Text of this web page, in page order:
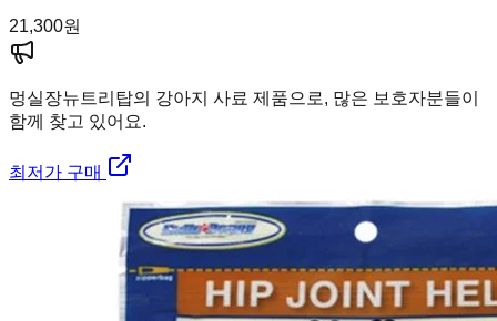
21,300원
멍실장뉴트리탑의 강아지 사료 제품으로, 많은 보호자분들이
함께 찾고 있어요.
최저가 구매